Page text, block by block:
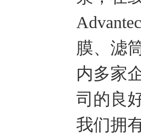
膜、滤
内多家
司的良
我们拥